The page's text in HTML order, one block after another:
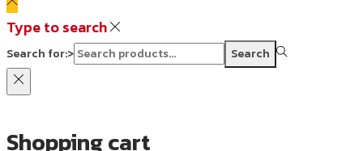
Type to search
Search for:> Search
Shopping cart